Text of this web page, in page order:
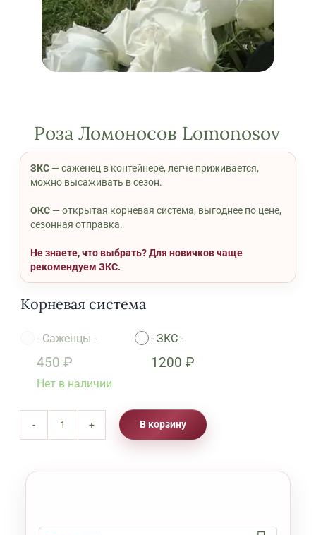
Роза Ломоносов Lomonosov
ЗКС — саженец в контейнере, легче приживается,
можно высаживать в сезон.
ОКС — открытая корневая система, выгоднее по цене,
сезонная отправка.
Не знаете, что выбрать? Для новичков чаще
рекомендуем ЗКС.
Корневая система
- Саженцы -
450 ₽
Нет в наличии
- ЗКС -
1200 ₽
Количество
Роза
В корзину